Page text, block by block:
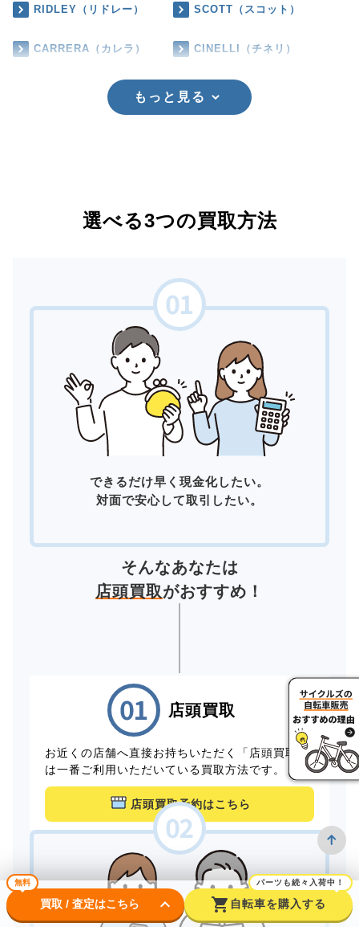
RIDLEY（リドレー） SCOTT（スコット）
CARRERA（カレラ） CINELLI（チネリ）
もっと見る
選べる3つの買取方法
できるだけ早く現金化したい。
対面で安心して取引したい。
そんなあなたは
店頭買取がおすすめ！
店頭買取
お近くの店舗へ直接お持ちいただく「店頭買取」
は一番ご利用いただいている買取方法です。
店頭買取予約はこちら
無料
買取 / 査定はこちら keyboard_arrow_down shopping_cart
パーツも続々入荷中！
自転車を購入する